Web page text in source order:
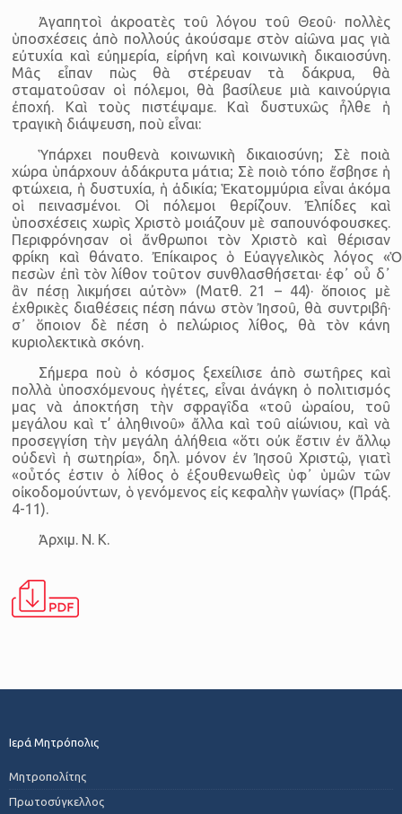
Ἀγαπητοὶ ἀκροατὲς τοῦ λόγου τοῦ Θεοῦ· πολλὲς
ὑποσχέσεις ἀπὸ πολλούς ἀκούσαμε στὸν αἰῶνα μας γιὰ
εὐτυχία καὶ εὐημερία, εἰρήνη καὶ κοινωνικὴ δικαιοσύνη.
Μᾶς εἶπαν πὼς θὰ στέρευαν τὰ δάκρυα, θὰ
σταματοῦσαν οἱ πόλεμοι, θὰ βασίλευε μιὰ καινούργια
ἐποχή. Καὶ τοὺς πιστέψαμε. Καὶ δυστυχῶς ἦλθε ἡ
τραγικὴ διάψευση, ποὺ εἶναι:
Ὑπάρχει πουθενὰ κοινωνικὴ δικαιοσύνη; Σὲ ποιὰ
χώρα ὑπάρχουν ἀδάκρυτα μάτια; Σὲ ποιὸ τόπο ἔσβησε ἡ
φτώχεια, ἡ δυστυχία, ἡ ἀδικία; Ἑκατομμύρια εἶναι ἀκόμα
οἱ πεινασμένοι. Οἱ πόλεμοι θερίζουν. Ἐλπίδες καὶ
ὑποσχέσεις χωρὶς Χριστὸ μοιάζουν μὲ σαπουνόφουσκες.
Περιφρόνησαν οἱ ἄνθρωποι τὸν Χριστὸ καὶ θέρισαν
φρίκη καὶ θάνατο. Ἐπίκαιρος ὁ Εὐαγγελικὸς λόγος «Ὁ
πεσὼν ἐπὶ τὸν λίθον τοῦτον συνθλασθήσεται· ἐφ᾿ οὗ δ᾿
ἂν πέσῃ λικμήσει αὐτὸν» (Ματθ. 21 – 44)· ὅποιος μὲ
ἐχθρικὲς διαθέσεις πέση πάνω στὸν Ἰησοῦ, θὰ συντριβῆ·
σ᾿ ὅποιον δὲ πέση ὁ πελώριος λίθος, θὰ τὸν κάνη
κυριολεκτικὰ σκόνη.
Σήμερα ποὺ ὁ κόσμος ξεχείλισε ἀπὸ σωτῆρες καὶ
πολλὰ ὑποσχόμενους ἡγέτες, εἶναι ἀνάγκη ὁ πολιτισμός
μας νὰ ἀποκτήση τὴν σφραγῖδα «τοῦ ὡραίου, τοῦ
μεγάλου καὶ τ’ ἀληθινοῦ» ἄλλα καὶ τοῦ αἰώνιου, καὶ νὰ
προσεγγίση τὴν μεγάλη ἀλήθεια «ὅτι οὐκ ἔστιν ἐν ἄλλῳ
οὐδενὶ ἡ σωτηρία», δηλ. μόνον ἐν Ἰησοῦ Χριστῷ, γιατὶ
«οὗτός ἐστιν ὁ λίθος ὁ ἐξουθενωθεὶς ὑφ᾿ ὑμῶν τῶν
οἰκοδομούντων, ὁ γενόμενος εἰς κεφαλὴν γωνίας» (Πράξ.
4-11).
Ἀρχιμ. Ν. Κ.
Ιερά Μητρόπολις
Μητροπολίτης
Πρωτοσύγκελλος